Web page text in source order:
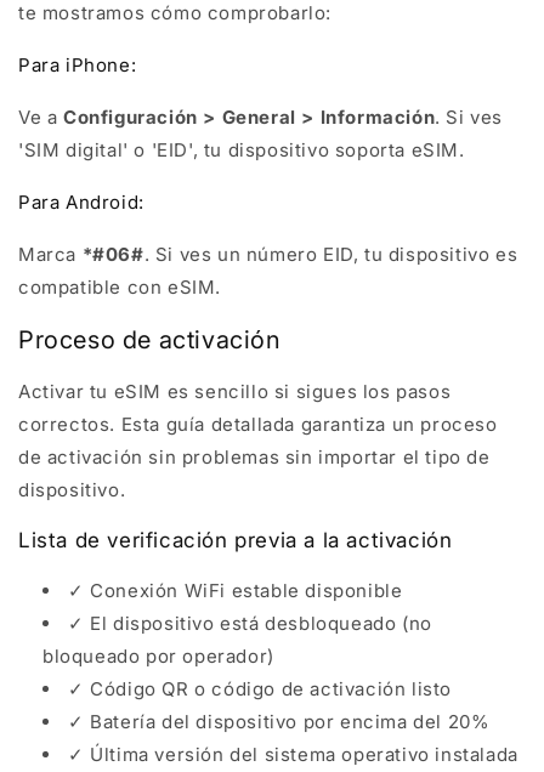
te mostramos cómo comprobarlo:
Para iPhone:
Ve a Configuración > General > Información. Si ves
'SIM digital' o 'EID', tu dispositivo soporta eSIM.
Para Android:
Marca *#06#. Si ves un número EID, tu dispositivo es
compatible con eSIM.
Proceso de activación
Activar tu eSIM es sencillo si sigues los pasos
correctos. Esta guía detallada garantiza un proceso
de activación sin problemas sin importar el tipo de
dispositivo.
Lista de verificación previa a la activación
✓ Conexión WiFi estable disponible
✓ El dispositivo está desbloqueado (no
bloqueado por operador)
✓ Código QR o código de activación listo
✓ Batería del dispositivo por encima del 20%
✓ Última versión del sistema operativo instalada